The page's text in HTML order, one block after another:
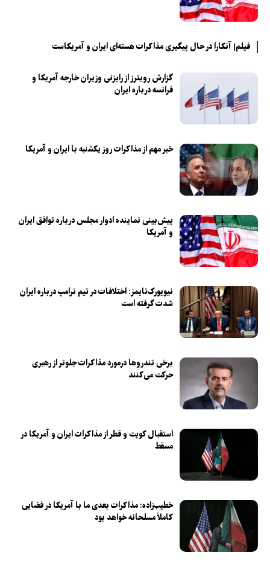
فیلم| آنکارا در حال پیگیری مذاکرات هسته‌ای ایران و آمریکاست
گزارش رویترز از رایزنی وزیران خارجه آمریکا و
فرانسه درباره ایران
خبر مهم از مذاکرات روز یکشنبه با ایران و آمریکا
پیش‌بینی نماینده ادوار مجلس درباره توافق ایران
و آمریکا
نیویورک‌تایمز: اختلافات در تیم ترامپ درباره ایران
شدت گرفته است
برخی تندرو‌ها درمورد مذاکرات جلوتر از رهبری
حرکت می‌کنند
استقبال کویت و قطر از مذاکرات ایران و آمریکا در
مسقط
خطیب‌زاده: مذاکرات بعدی ما با آمریکا در فضایی
کاملاً مسلحانه خواهد بود